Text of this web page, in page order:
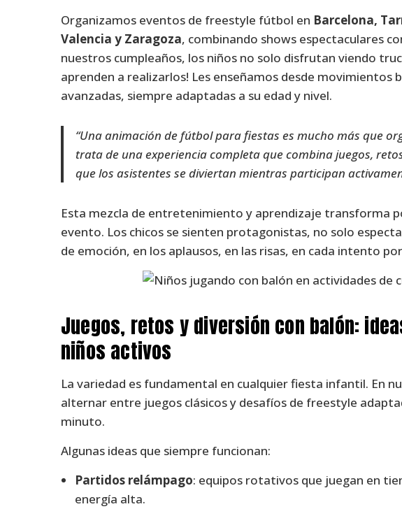
Organizamos eventos de freestyle fútbol en Barcelona,
Valencia y Zaragoza, combinando shows espectaculares
nuestros cumpleaños, los niños no solo disfrutan viendo
aprenden a realizarlos! Les enseñamos desde movimientos
avanzadas, siempre adaptadas a su edad y nivel.
“Una animación de fútbol para fiestas es mucho más que
trata de una experiencia completa que combina juegos,
que los asistentes se diviertan mientras participan
Esta mezcla de entretenimiento y aprendizaje transforma
evento. Los chicos se sienten protagonistas, no solo
de emoción, en los aplausos, en las risas, en cada intento
Juegos, retos y diversión con balón:
niños activos
La variedad es fundamental en cualquier fiesta infantil. En
alternar entre juegos clásicos y desafíos de freestyle
minuto.
Algunas ideas que siempre funcionan:
Partidos relámpago: equipos rotativos que juegan en
energía alta.